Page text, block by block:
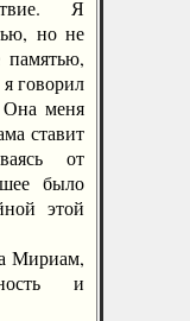
Я
но не
памятью,
говорил
Она меня
ставит
от
было
этой
Мириам,
и